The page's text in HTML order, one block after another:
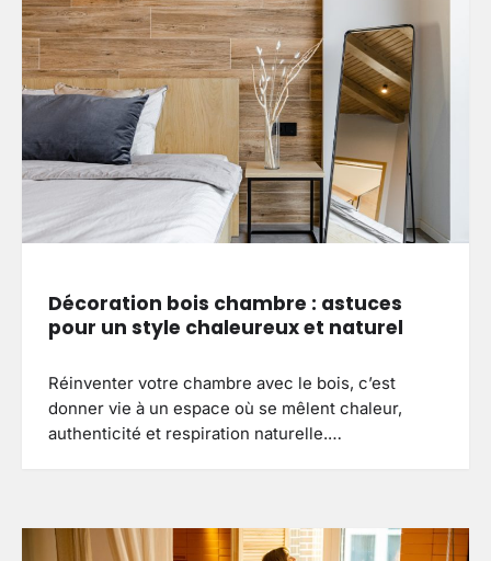
Décoration bois chambre : astuces
pour un style chaleureux et naturel
Réinventer votre chambre avec le bois, c’est
donner vie à un espace où se mêlent chaleur,
authenticité et respiration naturelle.…